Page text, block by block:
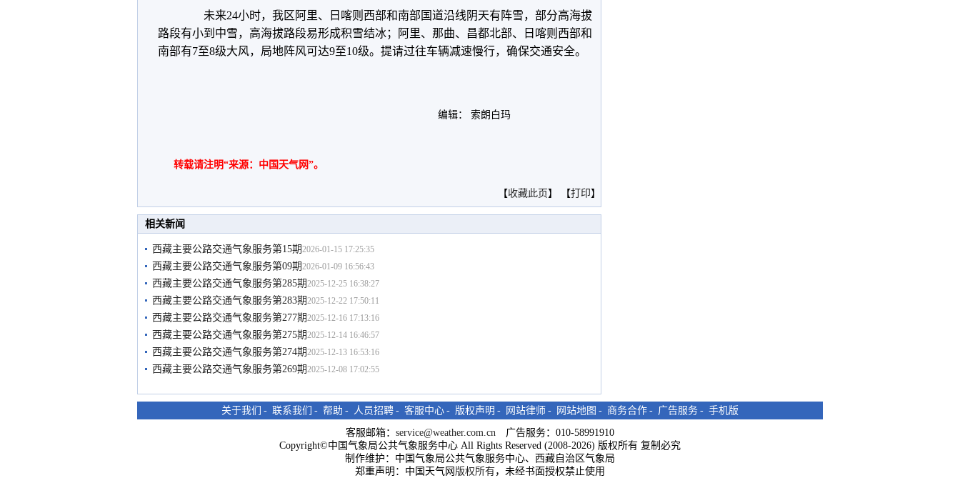
未来24小时，我区阿里、日喀则西部和南部国道沿线阴天有阵雪，部分高海拔
路段有小到中雪，高海拔路段易形成积雪结冰；阿里、那曲、昌都北部、日喀则西部和
南部有7至8级大风，局地阵风可达9至10级。提请过往车辆减速慢行，确保交通安全。
编辑： 索朗白玛
转载请注明“来源：中国天气网”。
【收藏此页 】 【打印】
相关新闻
西藏主要公路交通气象服务第15期2026-01-15 17:25:35
西藏主要公路交通气象服务第09期2026-01-09 16:56:43
西藏主要公路交通气象服务第285期2025-12-25 16:38:27
西藏主要公路交通气象服务第283期2025-12-22 17:50:11
西藏主要公路交通气象服务第277期2025-12-16 17:13:16
西藏主要公路交通气象服务第275期2025-12-14 16:46:57
西藏主要公路交通气象服务第274期2025-12-13 16:53:16
西藏主要公路交通气象服务第269期2025-12-08 17:02:55
关于我们 - 联系我们 - 帮助 - 人员招聘 - 客服中心 - 版权声明 - 网站律师 - 网站地图 - 商务合作 - 广告服务 - 手机版
客服邮箱： service@weather.com.cn 广告服务：010-58991910
Copyright©中国气象局公共气象服务中心 All Rights Reserved (2008-2026) 版权所有 复制必究
制作维护：中国气象局公共气象服务中心、西藏自治区气象局
郑重声明：中国天气网 版权所有，未经书面授权禁止使用